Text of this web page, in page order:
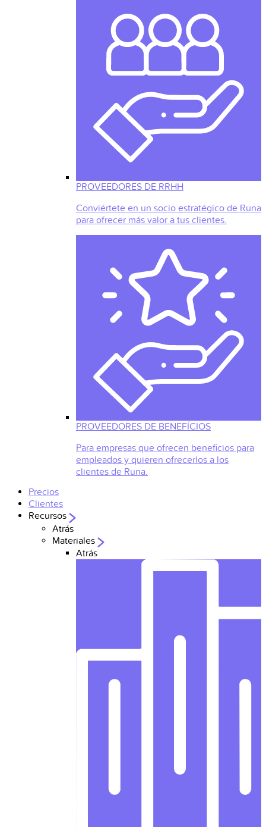
PROVEEDORES DE RRHH
Conviértete en un socio estratégico de Runa
para ofrecer más valor a tus clientes.
PROVEEDORES DE BENEFÍCIOS
Para empresas que ofrecen beneficios para
empleados y quieren ofrecerlos a los
clientes de Runa.
Precios
Clientes
Recursos
Atrás
Materiales
Atrás